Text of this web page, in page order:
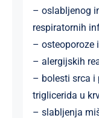
– oslabljenog
respiratornih
– osteoporoze
– alergijskih
– bolesti srca i
triglicerida u
– slabljenja